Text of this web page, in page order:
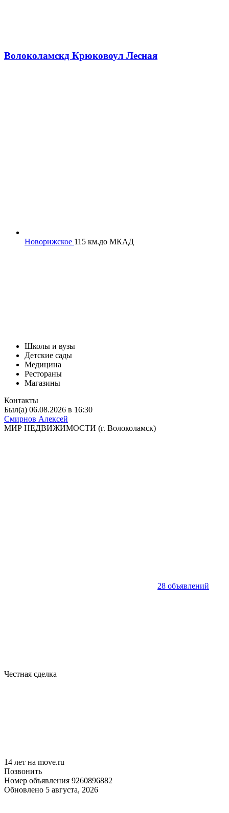
Волоколамскд Крюковоул Лесная
Новорижское 115 км.до МКАД
Школы и вузы
Детские сады
Медицина
Рестораны
Магазины
Контакты
Был(а) 06.08.2026 в 16:30
Смирнов Алексей
МИР НЕДВИЖИМОСТИ (г. Волоколамск)
28 объявлений
Честная сделка
14 лет на move.ru
Позвонить
Номер объявления 9260896882
Обновлено 5 августа, 2026